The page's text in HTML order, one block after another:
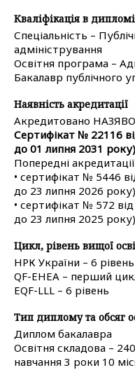
Кваліфікація в дипломі
Спеціальність –
адміністрування
Освітня програма –
Бакалавр публічного
Наявність акредитації
Акредитовано НАЗЯВО
Сертифікат № 22116
до 01 липня 2031 року)
Попередні
• сертифікат № 5446
до 23 липня 2026 року)
• сертифікат № 572
до 23 липня 2025 року)
Цикл, рівень вищої
НРК України – 6 рівень
QF-EHEA – перший
ЕQF-LLL – 6 рівень
Тип диплому та обсяг
Диплом бакалавра
Освітня складова –
навчання 3 роки 10